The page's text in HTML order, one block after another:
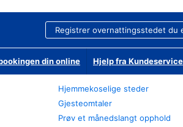
Registrer overnattingsstedet du
din online Hjelp fra Kundeservice
Hjemmekoselige steder
Gjesteomtaler
Prøv et månedslangt opphold